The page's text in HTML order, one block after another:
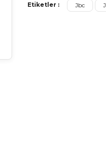
Ürün resmi
Etiketler : Jbc